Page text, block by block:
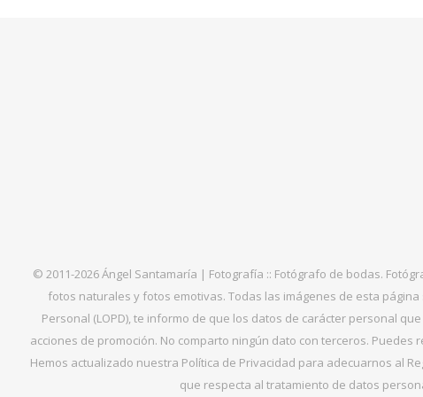
© 2011-2026 Ángel Santamaría | Fotografía :: Fotógrafo de bodas.
fotos naturales y fotos emotivas. Todas las imágenes de esta
Personal (LOPD), te informo de que los datos de carácter personal
acciones de promoción. No comparto ningún dato con terceros.
Hemos actualizado nuestra Política de Privacidad para adecuarnos al
que respecta al tratamiento de datos